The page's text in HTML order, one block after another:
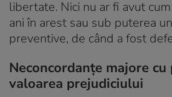
libertate. Nici nu ar fi avut
ani în arest sau sub puterea
preventive, de când a fost
Neconcordanțe majore
valoarea prejudiciului